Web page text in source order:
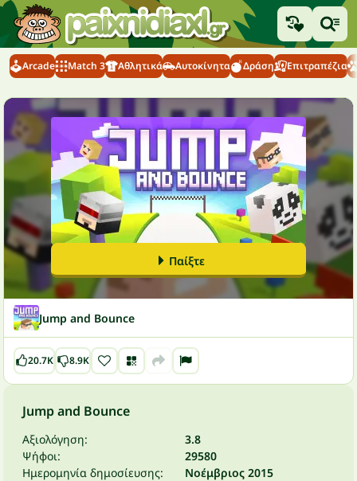
Arcade Match 3 Αθλητικά Αυτοκίνητα Δράση Επιτραπέζια
Παίξτε
Jump and Bounce
20.7K 8.9K
Jump and Bounce
Αξιολόγηση:
3.8
Ψήφοι:
29580
Ημερομηνία δημοσίευσης:
Νοέμβριος 2015